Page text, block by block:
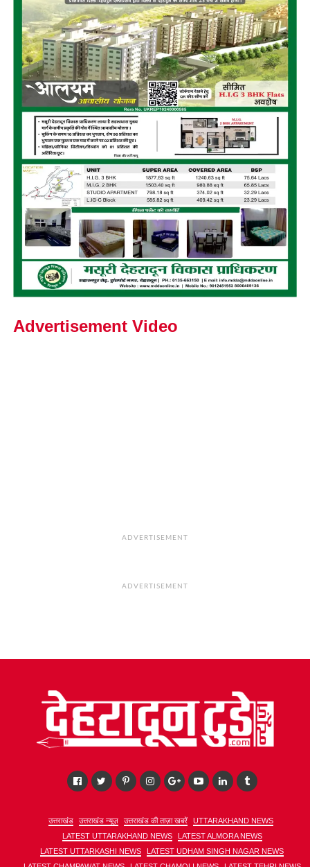
Advertisement Video
ADVERTISEMENT
ADVERTISEMENT
उत्तराखंड उत्तराखंड न्यूज़ उत्तराखंड की ताज़ा खबरें
UTTARAKHAND NEWS
LATEST UTTARAKHAND NEWS
LATEST ALMORA NEWS
LATEST UTTARKASHI NEWS
LATEST UDHAM SINGH NAGAR NEWS